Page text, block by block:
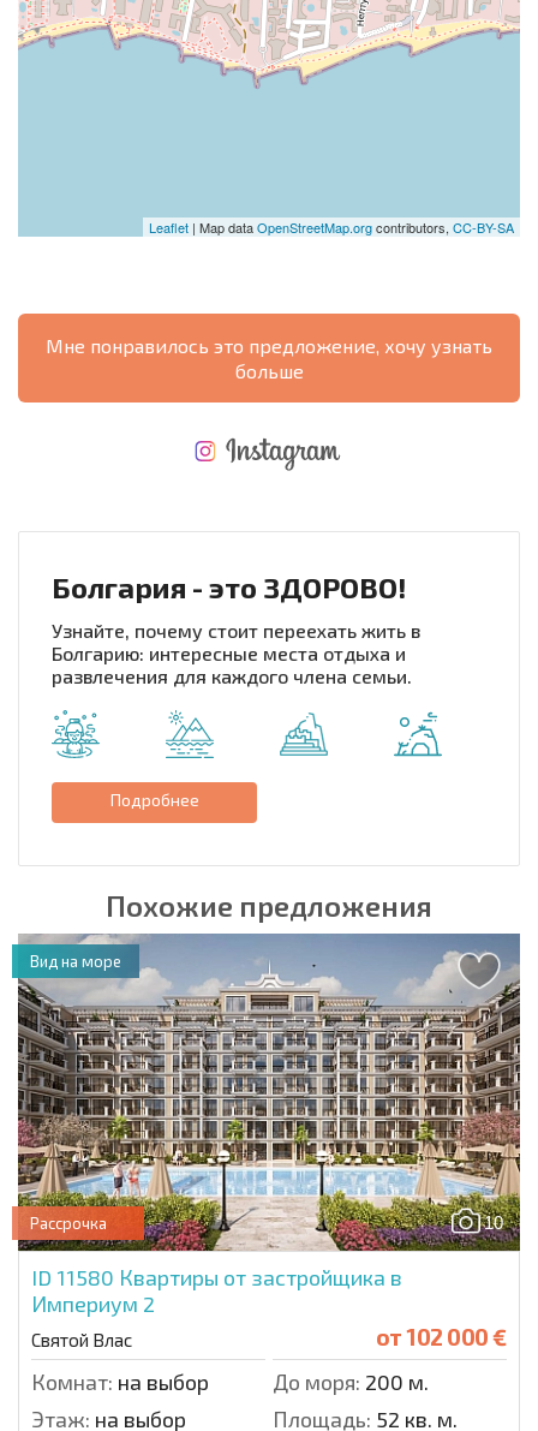
Leaflet | Map dataOpenStreetMap.orgcontributors, CC-BY-SA
Мне понравилось это предложение, хочу узнать
больше
Болгария - это ЗДОРОВО!
Узнайте, почему стоит переехать жить в
Болгарию: интересные места отдыха и
развлечения для каждого члена семьи.
Подробнее
Похожие предложения
10
Рассрочка
ID 11580 Квартиры от застройщика в
Империум 2
Святой Влас от102 000 €
Комнат: на выбор До моря: 200 м.
Этаж: на выбор Площадь: 52 кв. м.
Вид на море